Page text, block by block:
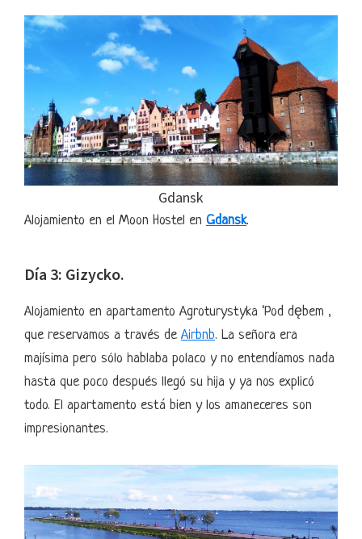
Gdansk
Alojamiento en el Moon Hostel en Gdansk.
Día 3: Gizycko.
Alojamiento en apartamento Agroturystyka ‘Pod dębem ,
que reservamos a través de Airbnb. La señora era
majísima pero sólo hablaba polaco y no entendíamos nada
hasta que poco después llegó su hija y ya nos explicó
todo. El apartamento está bien y los amaneceres son
impresionantes.